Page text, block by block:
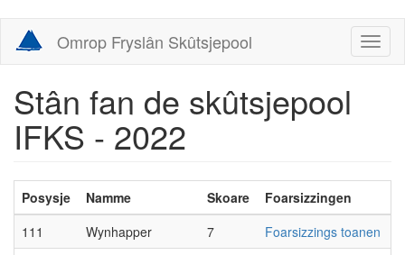
main
Omrop Fryslân Skûtsjepool
Stân fan de skûtsjepool
IFKS - 2022
Posysje Namme Skoare
Foarsizzingen
111
Wynhapper 7
Foarsizzings toanen